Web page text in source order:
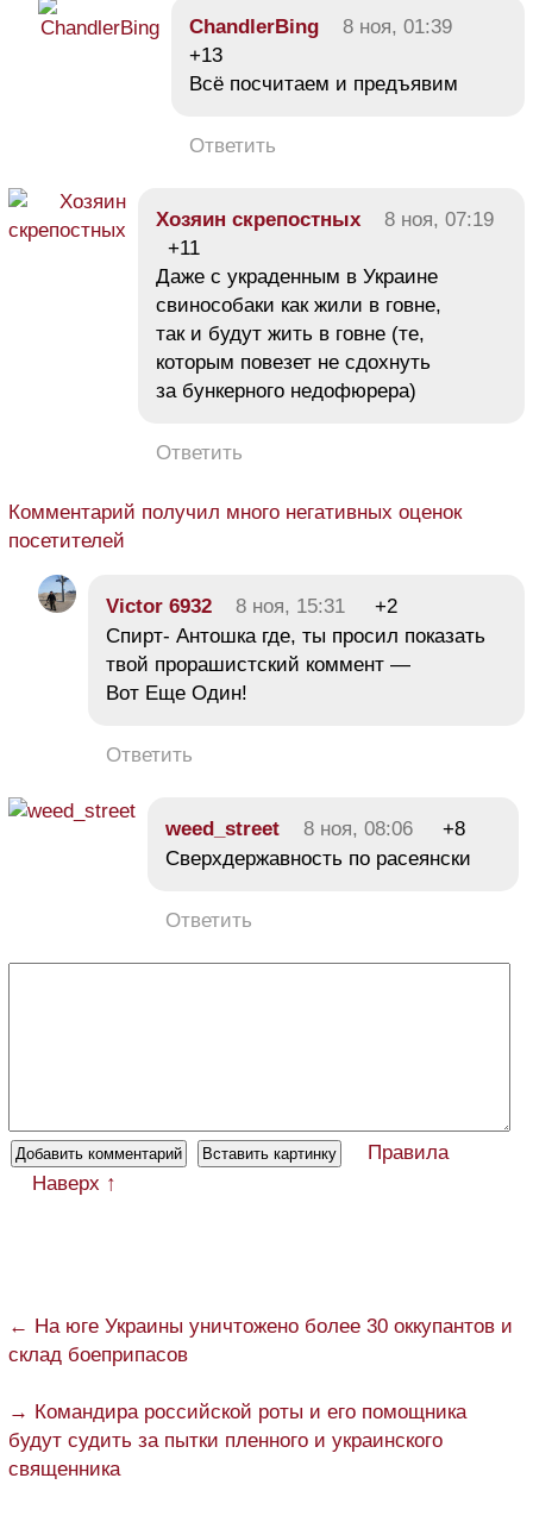
ChandlerBing
8 ноя, 01:39
+13
Всё посчитаем и предъявим
Ответить
Хозяин скрепостных
8 ноя, 07:19
+11
Даже с украденным в Украине
свинособаки как жили в говне,
так и будут жить в говне (те,
которым повезет не сдохнуть
за бункерного недофюрера)
Ответить
Комментарий получил много негативных оценок
посетителей
Victor 6932 8 ноя, 15:31
+2
Спирт- Антошка где, ты просил показать
твой прорашистский коммент —
Вот Еще Один!
Ответить
weed_street 8 ноя, 08:06
+8
Сверхдержавность по расеянски
Ответить
Правила
Наверх ↑
← На юге Украины уничтожено более 30 оккупантов и
склад боеприпасов
→ Командира российской роты и его помощника
будут судить за пытки пленного и украинского
священника